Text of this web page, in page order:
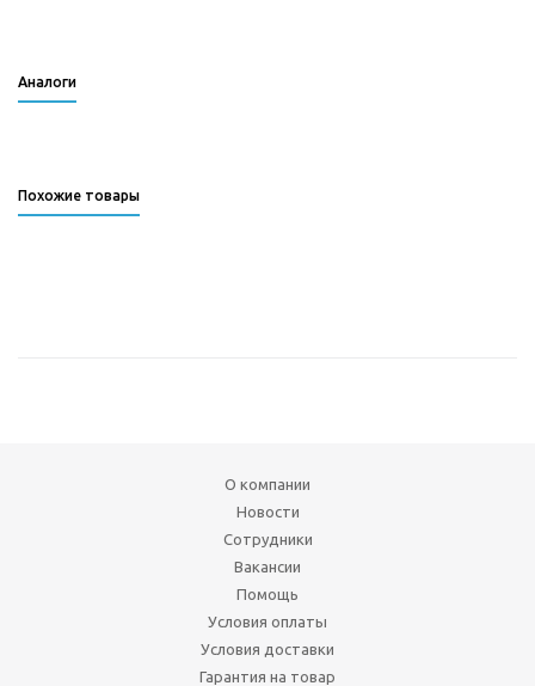
Аналоги
Похожие товары
О компании
Новости
Сотрудники
Вакансии
Помощь
Условия оплаты
Условия доставки
Гарантия на товар